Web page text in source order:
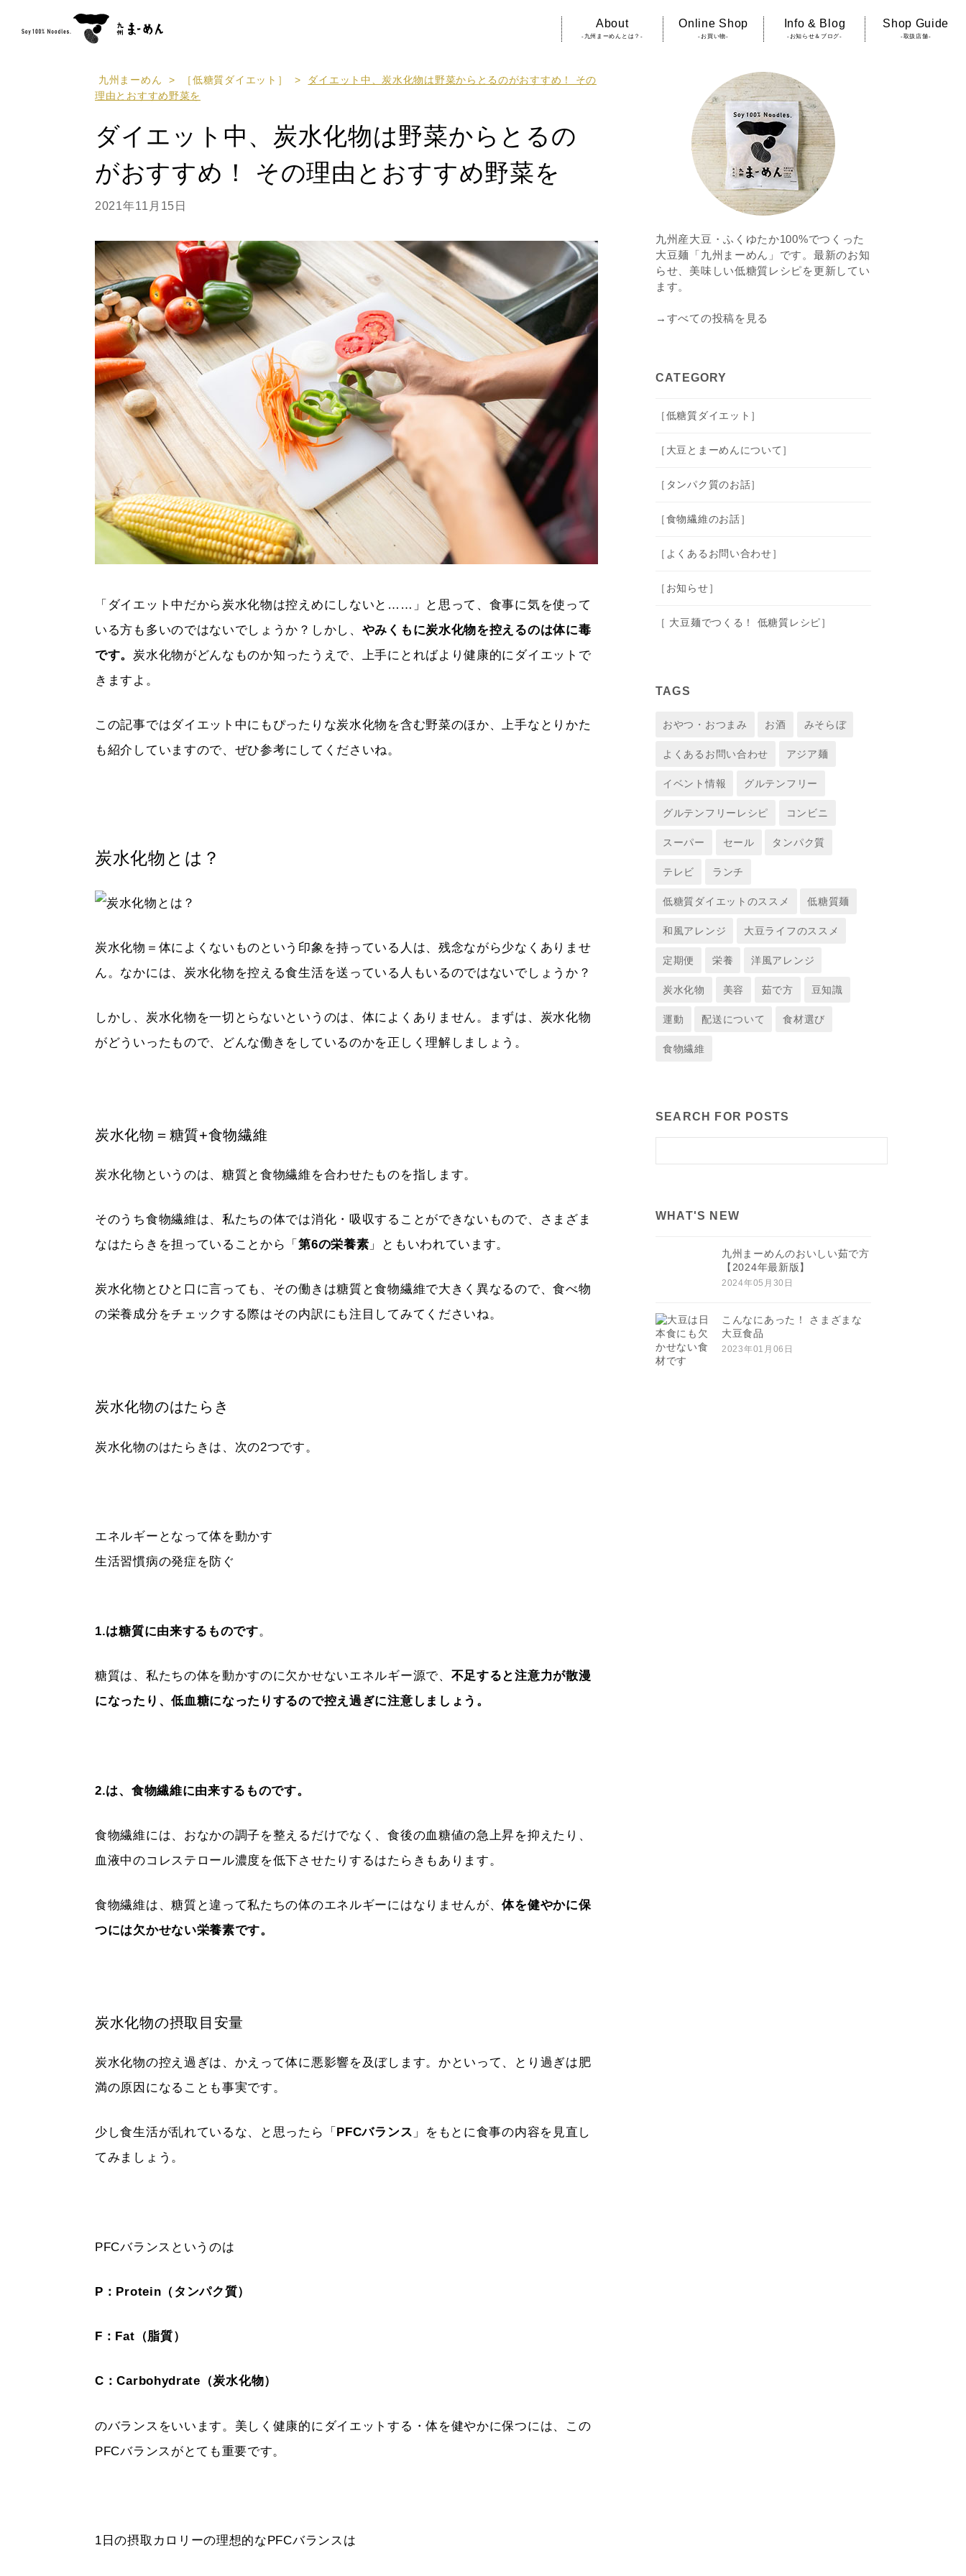
About
-九州まーめんとは？-
Online Shop
-お買い物-
Info & Blog
-お知らせ＆ブログ-
Shop Guide
-取扱店舗-
九州まーめん > ［低糖質ダイエット］ >
ダイエット中、炭水化物は野菜からとるのがおすすめ！ その
理由とおすすめ野菜を
ダイエット中、炭水化物は野菜からとるの
がおすすめ！ その理由とおすすめ野菜を
2021年11月15日
「ダイエット中だから炭水化物は控えめにしないと……」と思って、食事に気を使って
いる方も多いのではないでしょうか？しかし、 やみくもに炭水化物を控えるのは体に毒
です。炭水化物がどんなものか知ったうえで、上手にとればより健康的にダイエットで
きますよ。
この記事ではダイエット中にもぴったりな炭水化物を含む野菜のほか、上手なとりかた
も紹介していますので、ぜひ参考にしてくださいね。
炭水化物とは？
炭水化物＝体によくないものという印象を持っている人は、残念ながら少なくありませ
ん。なかには、炭水化物を控える食生活を送っている人もいるのではないでしょうか？
しかし、炭水化物を一切とらないというのは、体によくありません。
まずは、炭水化物
がどういったもので、どんな働きをしているのかを正しく理解しましょう。
炭水化物＝糖質+食物繊維
炭水化物というのは、糖質と食物繊維を合わせたものを指します。
そのうち食物繊維は、私たちの体では消化・吸収することができないもので、さまざま
なはたらきを担っていることから「第6の栄養素 」ともいわれています。
炭水化物とひと口に言っても、その働きは糖質と食物繊維で大きく異なるので、食べ物
の栄養成分をチェックする際はその内訳にも注目してみてくださいね。
炭水化物のはたらき
炭水化物のはたらきは、次の2つです。
エネルギーとなって体を動かす
生活習慣病の発症を防ぐ
1.は糖質に由来するものです。
糖質は、私たちの体を動かすのに欠かせないエネルギー源で、 不足すると注意力が散漫
になったり、低血糖になったりするので控え過ぎに注意しましょう。
2.は、食物繊維に由来するものです。
食物繊維には、おなかの調子を整えるだけでなく、食後の血糖値の急上昇を抑えたり、
血液中のコレステロール濃度を低下させたりするはたらきもあります。
食物繊維は、糖質と違って私たちの体のエネルギーにはなりませんが、体を健やかに保
つには欠かせない栄養素です。
炭水化物の摂取目安量
炭水化物の控え過ぎは、かえって体に悪影響を及ぼします。かといって、とり過ぎは肥
満の原因になることも事実です。
少し食生活が乱れているな、と思ったら「 PFCバランス 」をもとに食事の内容を見直し
てみましょう。
PFCバランスというのは
P：Protein（タンパク質）
F：Fat（脂質）
C：Carbohydrate（炭水化物）
のバランスをいいます。美しく健康的にダイエットする・体を健やかに保つには、この
PFCバランスがとても重要です。
1日の摂取カロリーの理想的なPFCバランスは
九州産大豆・ふくゆたか100%でつくった
大豆麺「九州まーめん」です。最新のお知
らせ、美味しい低糖質レシピを更新してい
ます。
→すべての投稿を見る
CATEGORY
［低糖質ダイエット］
［大豆とまーめんについて］
［タンパク質のお話］
［食物繊維のお話］
［よくあるお問い合わせ］
［お知らせ］
［ 大豆麺でつくる！ 低糖質レシピ］
TAGS
おやつ・おつまみ お酒 みそらぼ
よくあるお問い合わせ アジア麺
イベント情報 グルテンフリー
グルテンフリーレシピ コンビニ
スーパー セール タンパク質
テレビ ランチ
低糖質ダイエットのススメ 低糖質麺
和風アレンジ 大豆ライフのススメ
定期便 栄養 洋風アレンジ
炭水化物 美容 茹で方 豆知識
運動 配送について 食材選び
食物繊維
SEARCH FOR POSTS
WHAT'S NEW
九州まーめんのおいしい茹で方
【2024年最新版】
2024年05月30日
こんなにあった！ さまざまな
大豆食品
2023年01月06日